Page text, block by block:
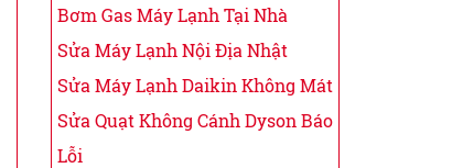
Bơm Gas Máy Lạnh Tại Nhà
Sửa Máy Lạnh Nội Địa Nhật
Sửa Máy Lạnh Daikin Không Mát
Sửa Quạt Không Cánh Dyson Báo
Lỗi